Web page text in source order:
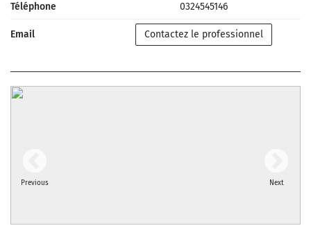
Téléphone
0324545146
Email Contactez le professionnel
Previous Next